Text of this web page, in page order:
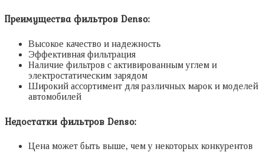
Преимущества фильтров Denso:
Высокое качество и надежность
Эффективная фильтрация
Наличие фильтров с активированным углем и
электростатическим зарядом
Широкий ассортимент для различных марок и моделей
автомобилей
Недостатки фильтров Denso:
Цена может быть выше, чем у некоторых конкурентов